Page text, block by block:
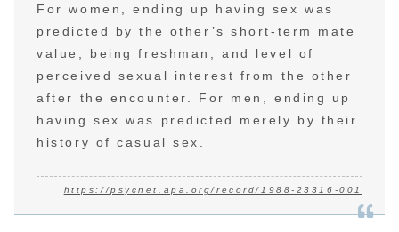
For women, ending up having sex was
predicted by the other’s short-term mate
value, being freshman, and level of
perceived sexual interest from the other
after the encounter. For men, ending up
having sex was predicted merely by their
history of casual sex.
https://psycnet.apa.org/record/1988-23316-001